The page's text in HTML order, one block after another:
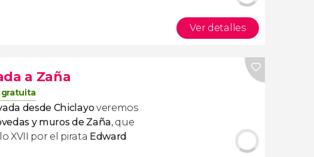
Ver detalles
a Zaña
gratuita
desde Chiclayoveremos
y muros de Zaña, que
XVII por el pirata Edward